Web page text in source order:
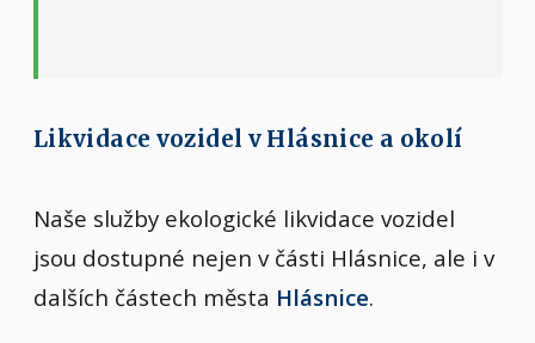
Likvidace vozidel v Hlásnice a okolí
Naše služby ekologické likvidace vozidel
jsou dostupné nejen v části Hlásnice, ale i v
dalších částech města Hlásnice.